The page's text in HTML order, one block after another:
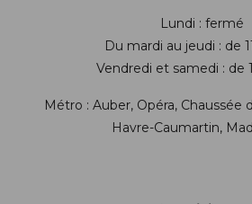
Lundi : fermé
Du mardi au jeudi : de
Vendredi et samedi : de
Métro : Auber, Opéra, Chaussée
Havre-Caumartin,